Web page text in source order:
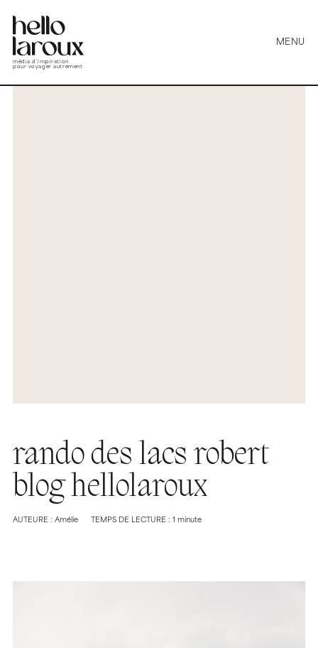
média d’inspiration
pour voyager autrement
MENU
rando des lacs robert
blog hellolaroux
AUTEURE : Amélie TEMPS DE LECTURE : 1 minute